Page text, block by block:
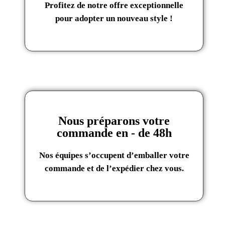
Profitez de notre offre exceptionnelle
pour adopter un nouveau style !
Nous préparons votre
commande en - de 48h
Nos équipes s’occupent d’emballer votre
commande et de l’expédier chez vous.